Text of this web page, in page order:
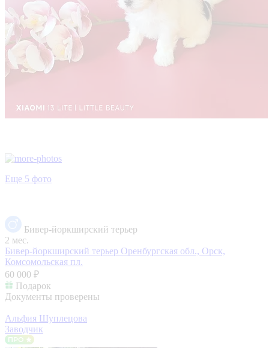
Еще 5 фото
Бивер-йоркширский терьер
2 мес.
Бивер-йоркширский терьер Оренбургская обл., Орск,
Комсомольская пл.
60 000 ₽
Подарок
Документы проверены
Альфия Шуплецова
Заводчик